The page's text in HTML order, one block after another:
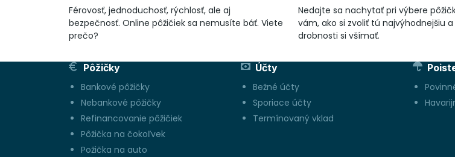
Férovosť, jednoduchosť, rýchlosť, ale aj
bezpečnosť. Online pôžičiek sa nemusíte báť. Viete
prečo?
Nedajte sa nachytať pri výbere
vám, ako si zvoliť tú najvýhodnejšiu
drobnosti si všímať.
Pôžičky
Bankové pôžičky
Nebankové pôžičky
Refinancovanie pôžičiek
Pôžička na čokoľvek
Požička na auto
Účty
Bežné účty
Sporiace účty
Termínovaný vklad